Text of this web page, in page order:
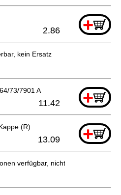
+
2.86
kein Ersatz
73/7901 A +
11.42
(R) +
13.09
verfügbar, nicht bestellbar